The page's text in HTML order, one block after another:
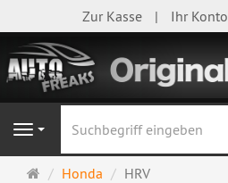
Zur Kasse Ihr Konto
Navigation
Startseite
Honda HRV